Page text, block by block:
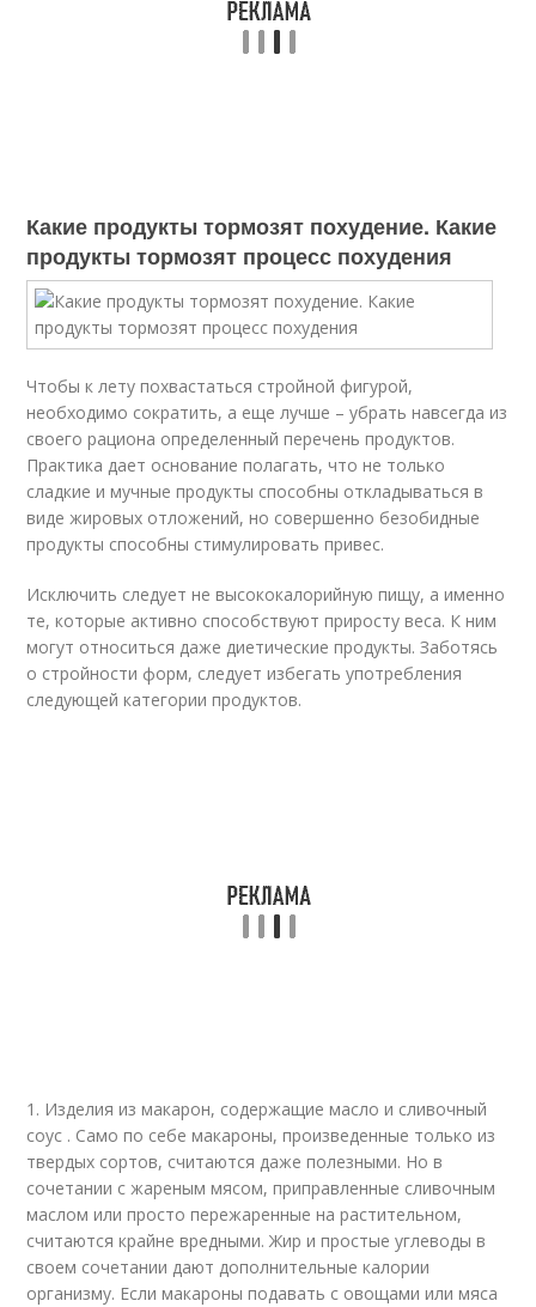
Какие продукты тормозят похудение. Какие
продукты тормозят процесс похудения
Чтобы к лету похвастаться стройной фигурой,
необходимо сократить, а еще лучше – убрать навсегда из
своего рациона определенный перечень продуктов.
Практика дает основание полагать, что не только
сладкие и мучные продукты способны откладываться в
виде жировых отложений, но совершенно безобидные
продукты способны стимулировать привес.
Исключить следует не высококалорийную пищу, а именно
те, которые активно способствуют приросту веса. К ним
могут относиться даже диетические продукты. Заботясь
о стройности форм, следует избегать употребления
следующей категории продуктов.
1. Изделия из макарон, содержащие масло и сливочный
соус . Само по себе макароны, произведенные только из
твердых сортов, считаются даже полезными. Но в
сочетании с жареным мясом, приправленные сливочным
маслом или просто пережаренные на растительном,
считаются крайне вредными. Жир и простые углеводы в
своем сочетании дают дополнительные калории
организму. Если макароны подавать с овощами или мяса